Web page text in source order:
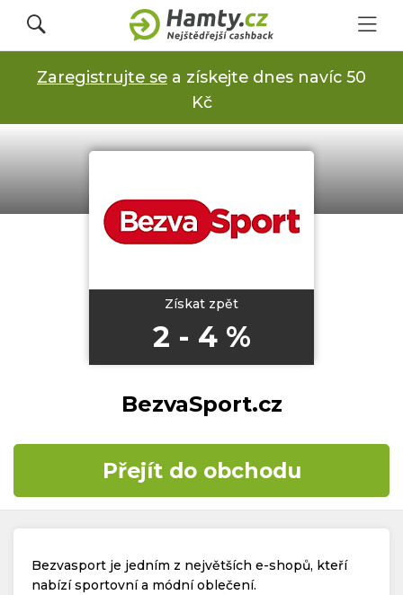
Přihlásit se
Registrovat
Obchody
Časté dotazy
Kontakt
Zaregistrujte se a získejte dnes navíc 50
Kč
Získat zpět
2 - 4 %
BezvaSport.cz
Přejít do obchodu
Bezvasport je jedním z největších e-shopů, kteří
nabízí sportovní a módní oblečení.